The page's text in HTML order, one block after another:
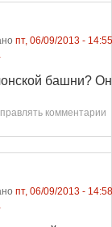
пт, 06/09/2013 - 14:55
башни?
комментарии
пт, 06/09/2013 - 14:58